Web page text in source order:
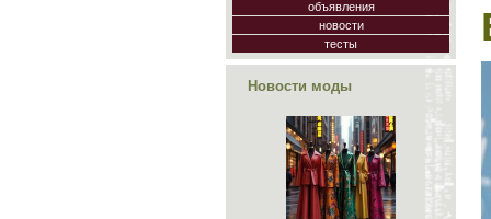
объявления
новости
тесты
Новости моды